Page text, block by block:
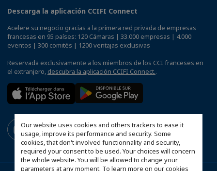
Our website uses cookies and others trackers to ease it
usage, improve its performance and security. Some
cookies, that don't involved functionnality and security,
required your consent to be used. Your choices will concern
the whole website. You will be allowed to change your
parameters at any moment. To learn more on our cookies
Descarga la aplicación CCIFI Connect
Acelere su negocio gracias a la primera red privada de empresas
francesas en 95 países: 120 Cámaras | 33.000 empresas | 4.000
eventos | 300 comités | 1200 ventajas exclusivas
Reservada exclusivamente a los miembros de los CCI franceses en
el extranjero, descubra la aplicación CCIFI Connect..